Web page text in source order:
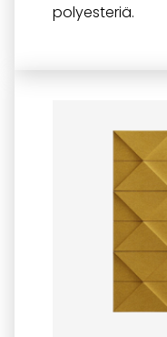
polyesteriä.